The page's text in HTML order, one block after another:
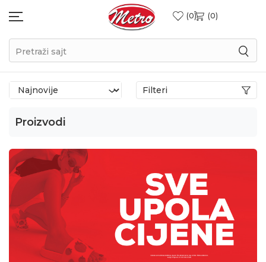
0 0
Pretraži sajt
Proizvodi
Filteri